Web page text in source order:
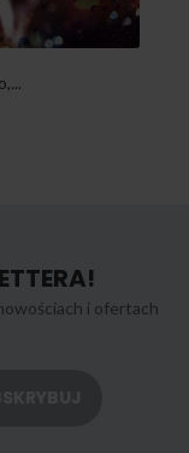
i ofertach